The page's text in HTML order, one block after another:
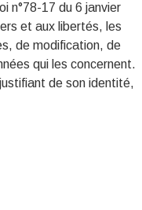
n°78-17 du 6 janvier
et aux libertés, les
de modification, de
qui les concernent.
de son identité,